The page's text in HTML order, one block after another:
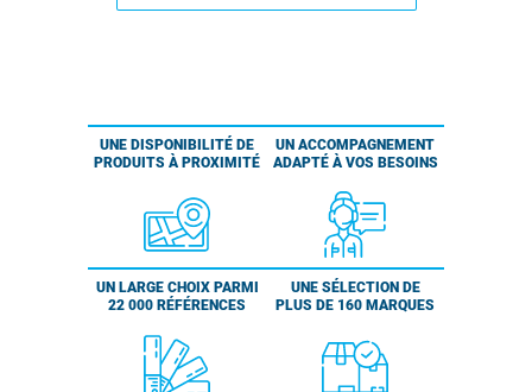
UNE DISPONIBILITÉ DE
PRODUITS À PROXIMITÉ
UN ACCOMPAGNEMENT
ADAPTÉ À VOS BESOINS
UN LARGE CHOIX PARMI
22 000 RÉFÉRENCES
UNE SÉLECTION DE
PLUS DE 160 MARQUES